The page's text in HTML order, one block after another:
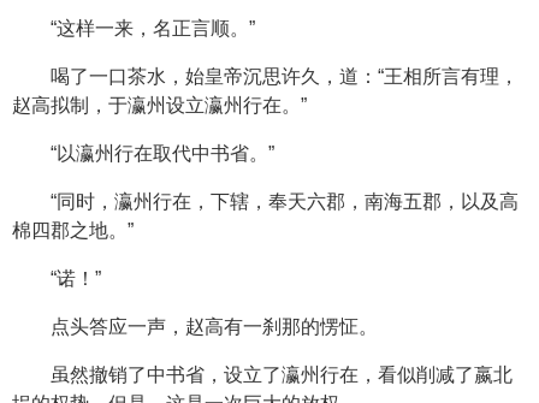
“这样一来，名正言顺。”
喝了一口茶水，始皇帝沉思许久，道：“王相所言有理，
赵高拟制，于瀛州设立瀛州行在。”
“以瀛州行在取代中书省。”
“同时，瀛州行在，下辖，奉天六郡，南海五郡，以及高
棉四郡之地。”
“诺！”
点头答应一声，赵高有一刹那的愣怔。
虽然撤销了中书省，设立了瀛州行在，看似削减了嬴北